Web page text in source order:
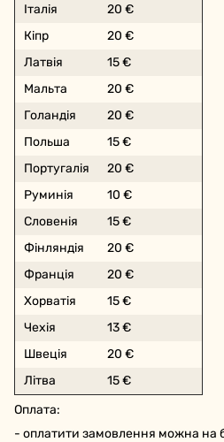
Італія
20 €
Кіпр
20 €
Латвія
15 €
Мальта
20 €
Голандія
20 €
Польша
15 €
Португалія
20 €
Руминія
10 €
Словенія
15 €
Фінляндія
20 €
Франція
20 €
Хорватія
15 €
Чехія
13 €
Швеція
20 €
Літва
15 €
Оплата:
- оплатити замовлення можна на